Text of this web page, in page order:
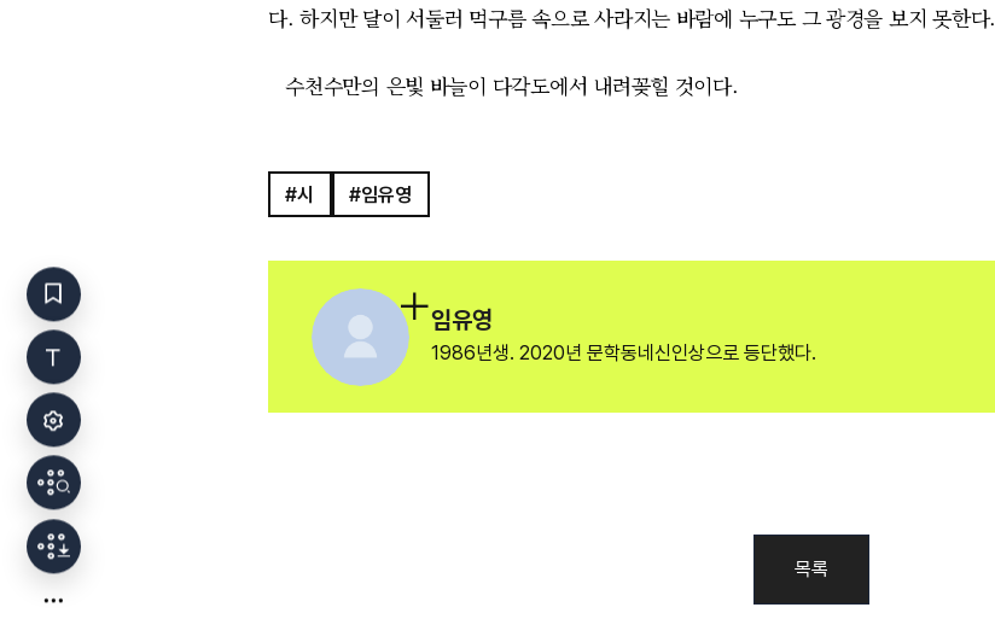
다. 하지만 달이 서둘러 먹구름 속으로 사라지는 바람에 누구도 그 광경을 보지 못한다.
수천수만의 은빛 바늘이 다각도에서 내려꽂힐 것이다.
#시 #임유영
임유영
1986년생. 2020년 문학동네신인상으로 등단했다.
목록